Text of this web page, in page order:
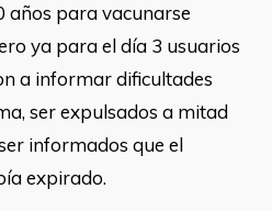
años para vacunarse
ya para el día 3 usuarios
a informar dificultades
ser expulsados a mitad
informados que el
expirado.